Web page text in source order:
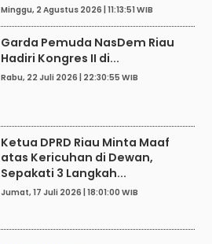
Minggu, 2 Agustus 2026 | 11:13:51 WIB
Garda Pemuda NasDem Riau
Hadiri Kongres II di...
Rabu, 22 Juli 2026 | 22:30:55 WIB
Ketua DPRD Riau Minta Maaf
atas Kericuhan di Dewan,
Sepakati 3 Langkah...
Jumat, 17 Juli 2026 | 18:01:00 WIB